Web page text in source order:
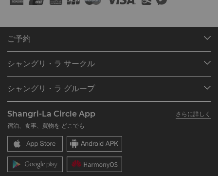
ご予約
ご予約の検索
レストラン＆バー
シャングリ・ラ サークル
シャングリ・ラ サークルに入会
よくあるお問合せや質問
SLCに関するお問い合わせ
シャングリ・ラ グループ
シャングリ・ラ ブランド
シャングリ・ラ センター
レジデンス
お問い合わせ
採用情報
企業の社会的責任
ニュース
Shangri-La Circle App
さらに詳しく
宿泊、食事、買物を どこでも